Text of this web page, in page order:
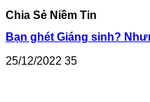
Chia Sẻ Niềm Tin
Bạn ghét Giáng sinh?
25/12/2022 35